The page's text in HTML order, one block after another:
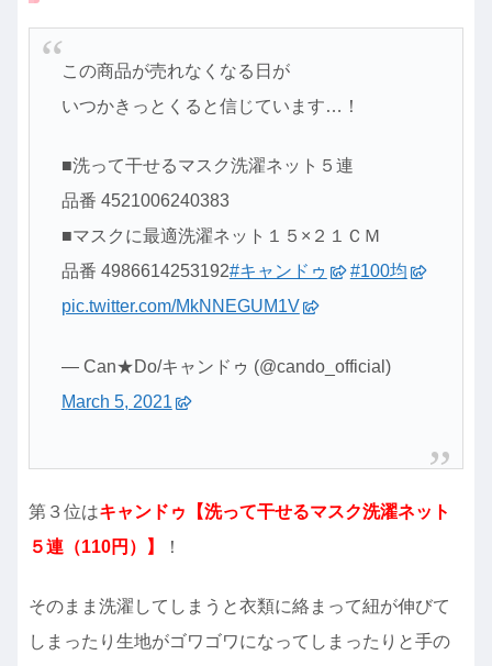
この商品が売れなくなる日が
いつかきっとくると信じています…！
■洗って干せるマスク洗濯ネット５連
品番 4521006240383
■マスクに最適洗濯ネット１５×２１ＣＭ
品番 4986614253192#キャンドゥ
#100均
pic.twitter.com/MkNNEGUM1V
— Can★Do/キャンドゥ (@cando_official)
March 5, 2021
第３位はキャンドゥ【洗って干せるマスク洗濯ネット
５連（110円）】
！
そのまま洗濯してしまうと衣類に絡まって紐が伸びて
しまったり生地がゴワゴワになってしまったりと手の